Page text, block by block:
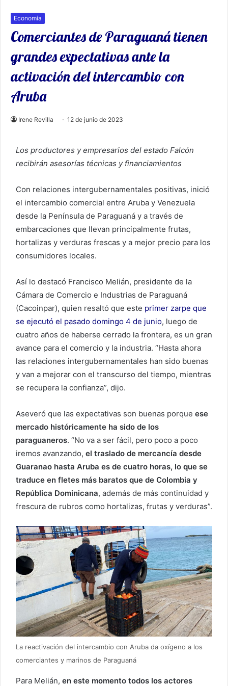
Economía
Comerciantes de Paraguaná tienen
grandes expectativas ante la
activación del intercambio con
Aruba
Irene Revilla 12 de junio de 2023
Los productores y empresarios del estado Falcón
recibirán asesorías técnicas y financiamientos
Con relaciones intergubernamentales positivas, inició
el intercambio comercial entre Aruba y Venezuela
desde la Península de Paraguaná y a través de
embarcaciones que llevan principalmente frutas,
hortalizas y verduras frescas y a mejor precio para los
consumidores locales.
Así lo destacó Francisco Melián, presidente de la
Cámara de Comercio e Industrias de Paraguaná
(Cacoinpar), quien resaltó que este primer zarpe que
se ejecutó el pasado domingo 4 de junio, luego de
cuatro años de haberse cerrado la frontera, es un gran
avance para el comercio y la industria. “Hasta ahora
las relaciones intergubernamentales han sido buenas
y van a mejorar con el transcurso del tiempo, mientras
se recupera la confianza”, dijo.
Aseveró que las expectativas son buenas porque ese
mercado históricamente ha sido de los
paraguaneros. “No va a ser fácil, pero poco a poco
iremos avanzando, el traslado de mercancía desde
Guaranao hasta Aruba es de cuatro horas, lo que se
traduce en fletes más baratos que de Colombia y
República Dominicana, además de más continuidad y
frescura de rubros como hortalizas, frutas y verduras”.
La reactivación del intercambio con Aruba da oxígeno a los
comerciantes y marinos de Paraguaná
Para Melián, en este momento todos los actores